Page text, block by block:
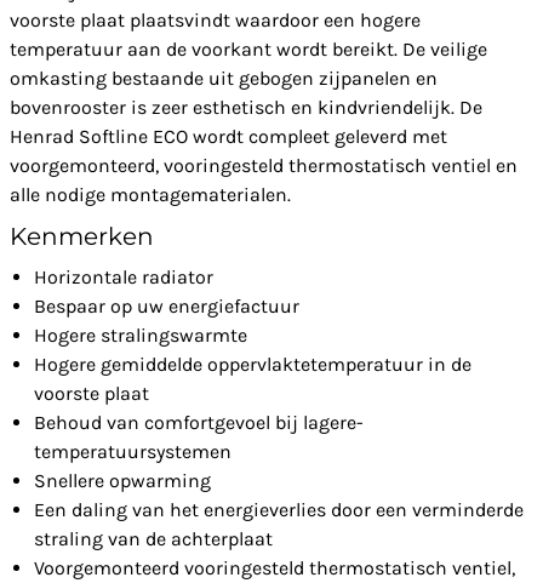
voorste plaat plaatsvindt waardoor een hogere
temperatuur aan de voorkant wordt bereikt. De veilige
omkasting bestaande uit gebogen zijpanelen en
bovenrooster is zeer esthetisch en kindvriendelijk. De
Henrad Softline ECO wordt compleet geleverd met
voorgemonteerd, vooringesteld thermostatisch ventiel en
alle nodige montagematerialen.
Kenmerken
Horizontale radiator
Bespaar op uw energiefactuur
Hogere stralingswarmte
Hogere gemiddelde oppervlaktetemperatuur in de
voorste plaat
Behoud van comfortgevoel bij lagere-
temperatuursystemen
Snellere opwarming
Een daling van het energieverlies door een verminderde
straling van de achterplaat
Voorgemonteerd vooringesteld thermostatisch ventiel,